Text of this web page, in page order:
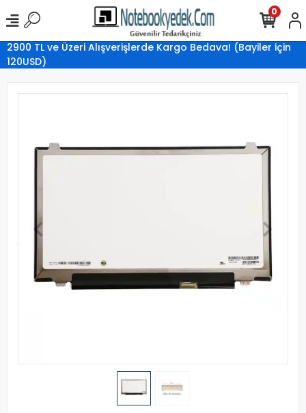
2900 TL ve Üzeri Alışverişlerde Kargo Bedava! (Bayiler için
120USD)
0